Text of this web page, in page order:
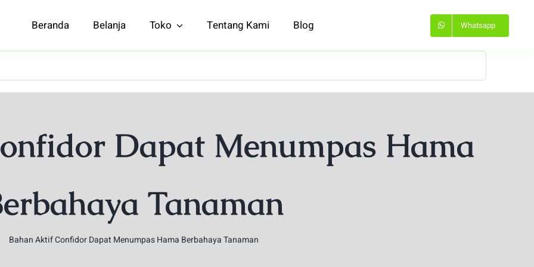
Beranda Belanja Toko Tentang Kami Blog Whatsapp
Dapat Menumpas Hama
Tanaman
Bahan Aktif Confidor Dapat Menumpas Hama Berbahaya Tanaman